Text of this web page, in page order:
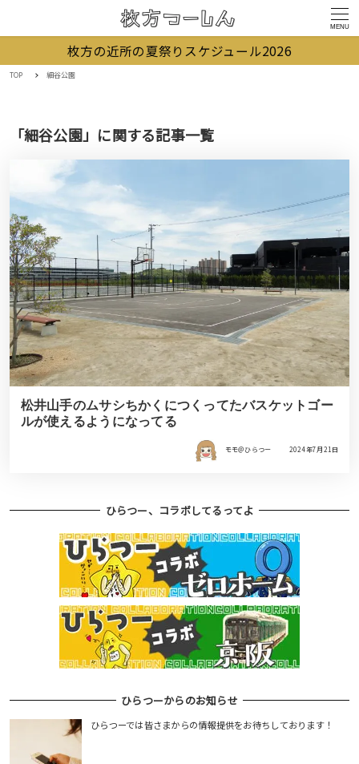
MENU
枚方の近所の夏祭りスケジュール2026
TOP 細谷公園
「細谷公園」に関する記事一覧
松井山手のムサシちかくにつくってたバスケットゴー
ルが使えるようになってる
モモ＠ひらつー 2024年7月21日
ひらつー、コラボしてるってよ
ひらつーからのお知らせ
ひらつーでは皆さまからの情報提供をお待ちしております！